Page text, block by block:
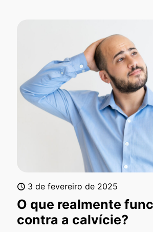
3 de fevereiro de 2025
O que realmente
contra a calvície?